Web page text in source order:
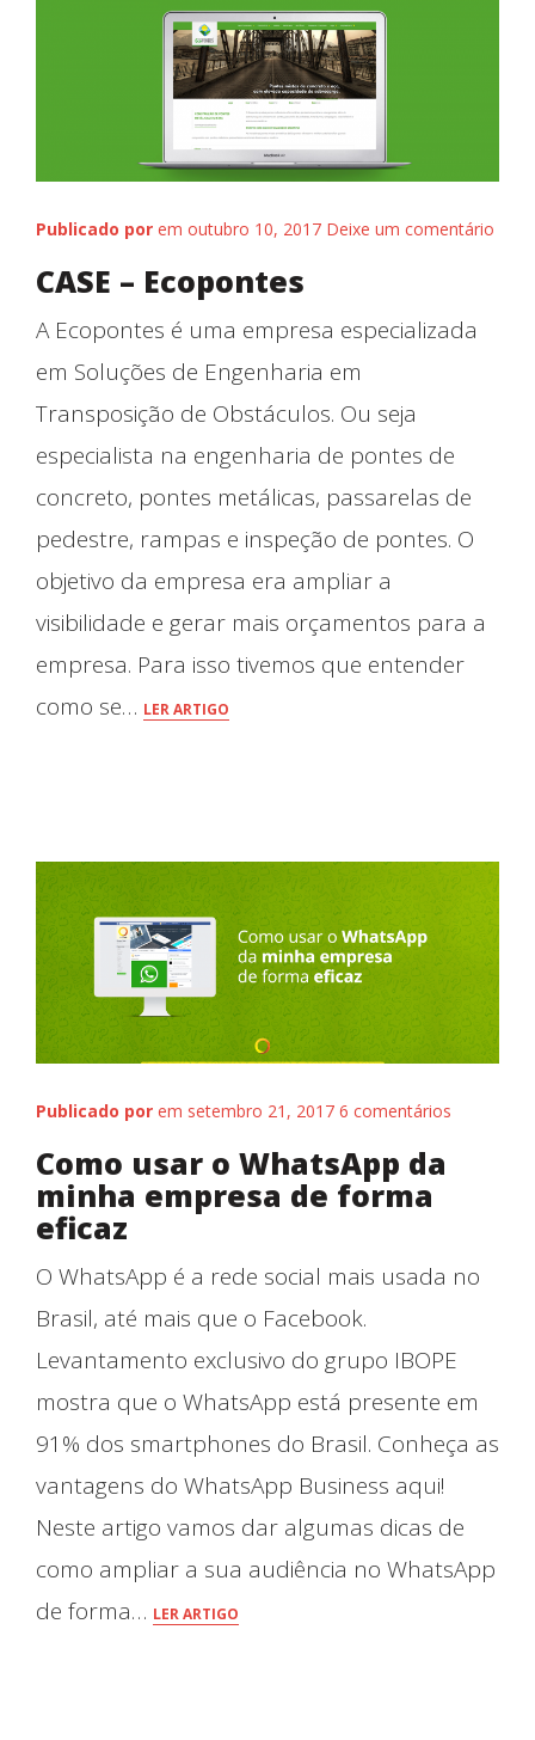
Publicado por em outubro 10, 2017 Deixe um comentário
CASE – Ecopontes
A Ecopontes é uma empresa especializada
em Soluções de Engenharia em
Transposição de Obstáculos. Ou seja
especialista na engenharia de pontes de
concreto, pontes metálicas, passarelas de
pedestre, rampas e inspeção de pontes. O
objetivo da empresa era ampliar a
visibilidade e gerar mais orçamentos para a
empresa. Para isso tivemos que entender
como se… LER ARTIGO
Publicado por em setembro 21, 2017 6 comentários
Como usar o WhatsApp da
minha empresa de forma
eficaz
O WhatsApp é a rede social mais usada no
Brasil, até mais que o Facebook.
Levantamento exclusivo do grupo IBOPE
mostra que o WhatsApp está presente em
91% dos smartphones do Brasil. Conheça as
vantagens do WhatsApp Business aqui!
Neste artigo vamos dar algumas dicas de
como ampliar a sua audiência no WhatsApp
de forma… LER ARTIGO